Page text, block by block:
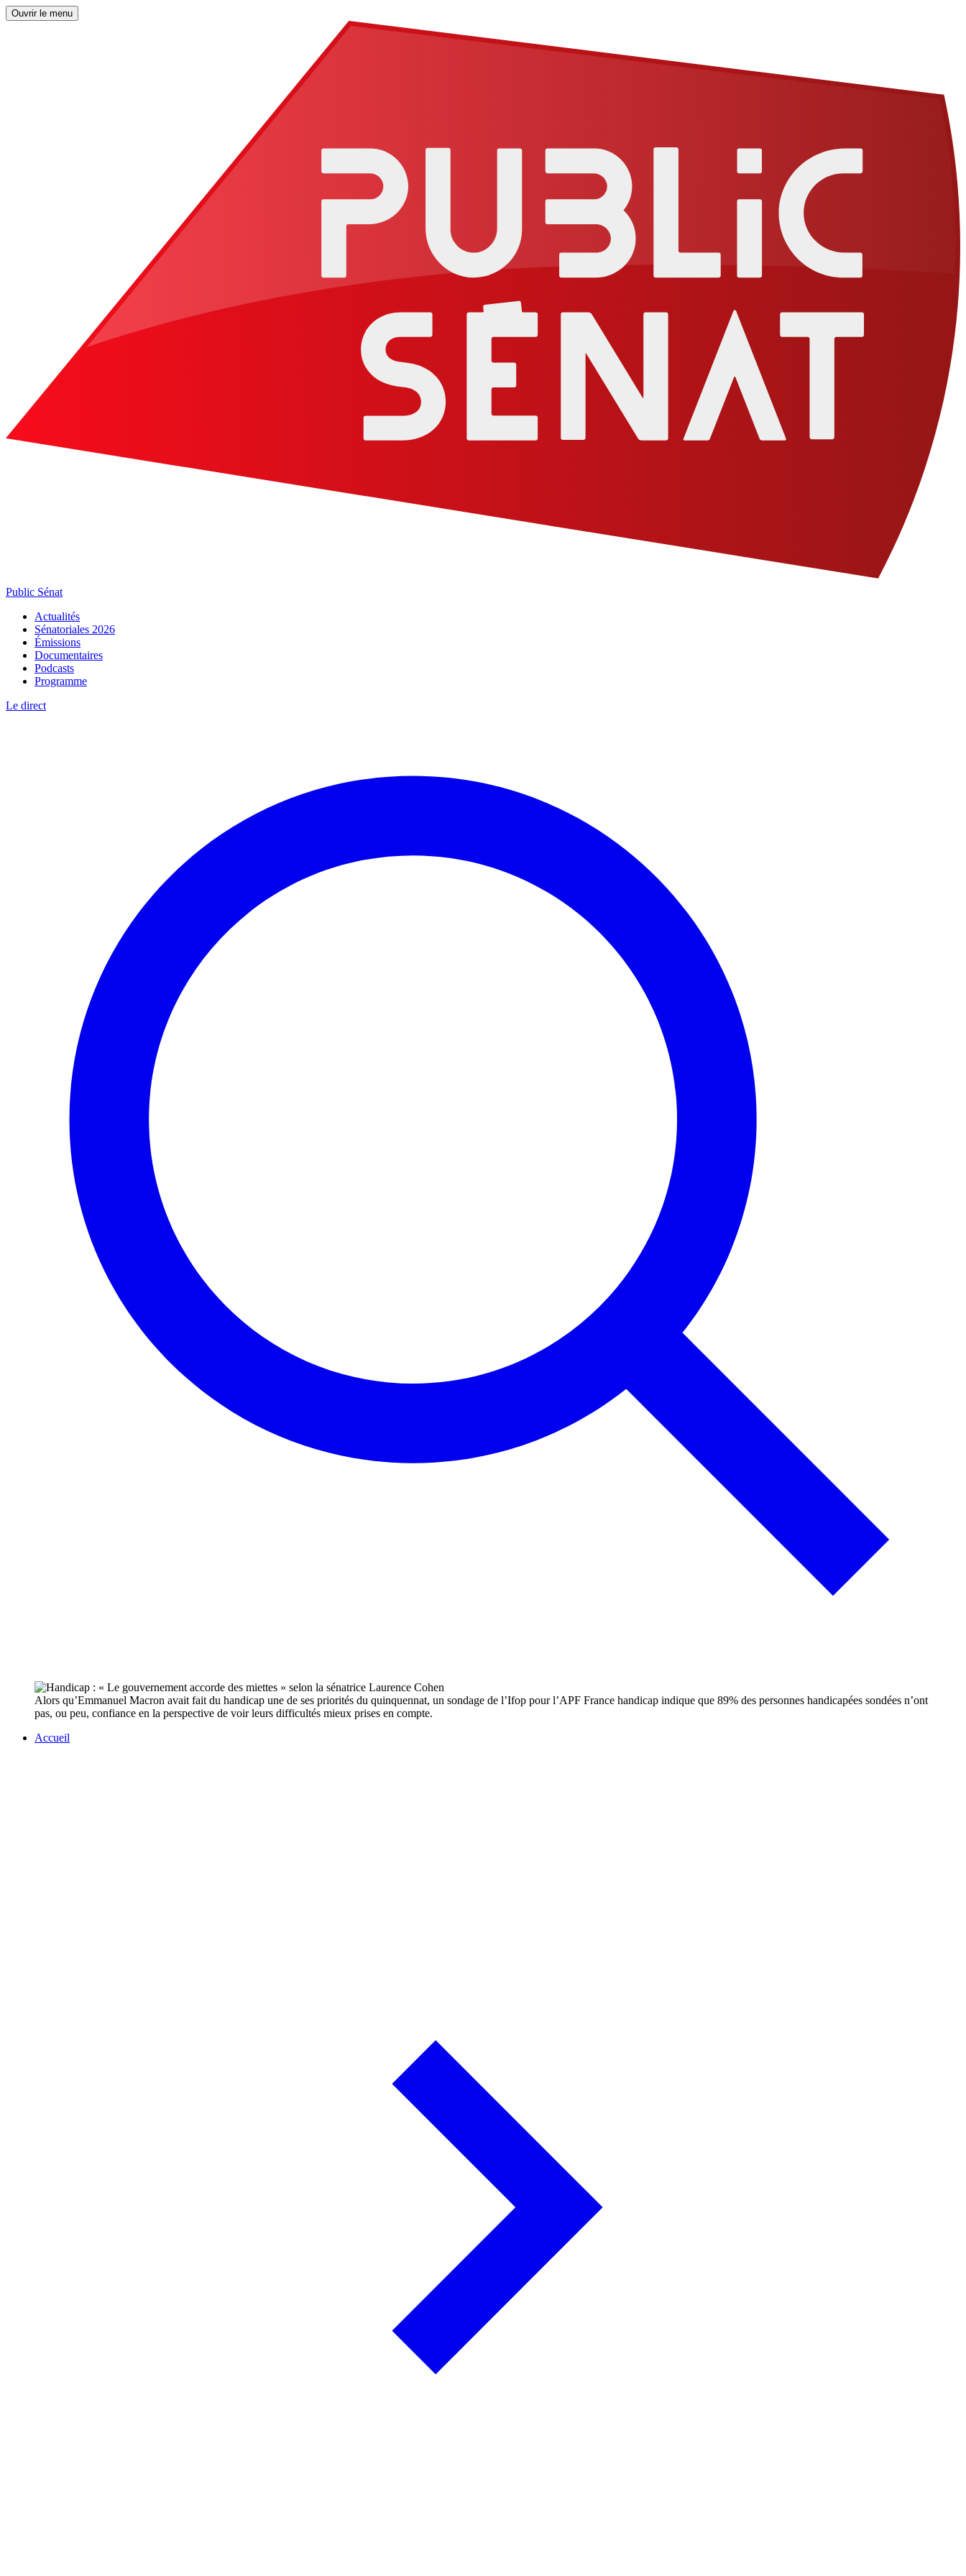
Ouvrir le menu
Public Sénat
Actualités
Sénatoriales 2026
Émissions
Documentaires
Podcasts
Programme
Le direct
Alors qu’Emmanuel Macron avait fait du handicap une de ses priorités du quinquennat, un sondage de l’Ifop pour l’APF France handicap indique que 89% des personnes handicapées sondées n’ont
pas, ou peu, confiance en la perspective de voir leurs difficultés mieux prises en compte.
Accueil